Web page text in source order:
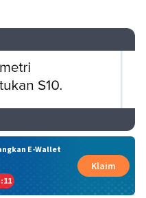
E-Wallet
:11
Klaim